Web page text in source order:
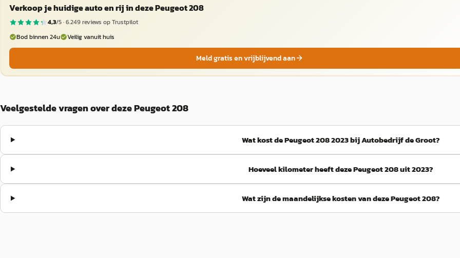
Verkoop je huidige auto en rij in deze Peugeot 208
4,3/5 ·6.249reviews op Trustpilot
Bod binnen 24u
Veilig vanuit huis
Meld gratis en vrijblijvend aan
Veelgestelde vragen over deze Peugeot 208
Wat kost de Peugeot 208 2023 bij Autobedrijf de Groot?
Hoeveel kilometer heeft deze Peugeot 208 uit 2023?
Wat zijn de maandelijkse kosten van deze Peugeot 208?